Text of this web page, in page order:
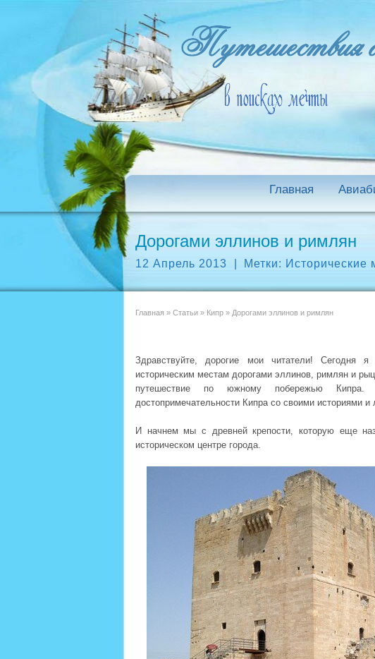
Главная
Дорогами эллинов и римлян
12 Апрель 2013 Метки: Исторические
Главная » Статьи » Кипр » Дорогами эллинов и римлян
Здравствуйте, дорогие мои читатели! Сегодня
историческим местам дорогами эллинов, римлян и
путешествие по южному побережью Кипра.
достопримечательности Кипра со своими историями и
И начнем мы с древней крепости, которую еще
историческом центре города.